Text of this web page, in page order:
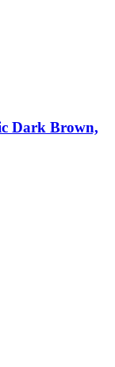
Dark Brown,